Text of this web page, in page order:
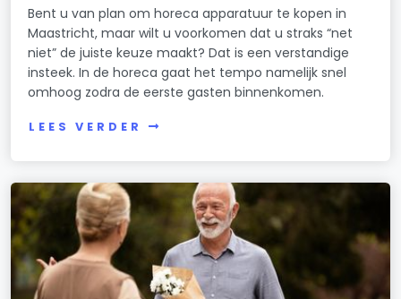
Bent u van plan om horeca apparatuur te kopen in
Maastricht, maar wilt u voorkomen dat u straks “net
niet” de juiste keuze maakt? Dat is een verstandige
insteek. In de horeca gaat het tempo namelijk snel
omhoog zodra de eerste gasten binnenkomen.
LEES VERDER